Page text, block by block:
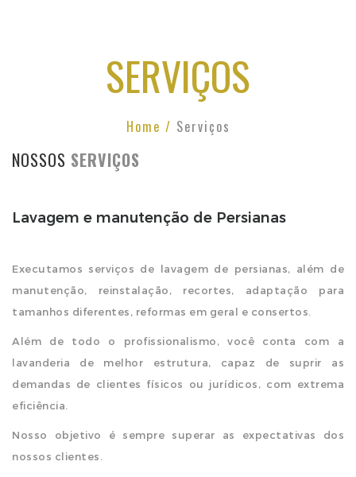
SERVIÇOS
Home / Serviços
NOSSOS SERVIÇOS
Lavagem e manutenção de Persianas
Executamos serviços de lavagem de persianas, além de
manutenção, reinstalação, recortes, adaptação para
tamanhos diferentes, reformas em geral e consertos.
Além de todo o profissionalismo, você conta com a
lavanderia de melhor estrutura, capaz de suprir as
demandas de clientes físicos ou jurídicos, com extrema
eficiência.
Nosso objetivo é sempre superar as expectativas dos
nossos clientes.